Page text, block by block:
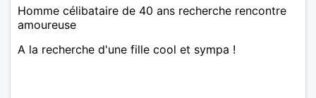
Homme célibataire de 40 ans recherche rencontre
amoureuse
A la recherche d'une fille cool et sympa !